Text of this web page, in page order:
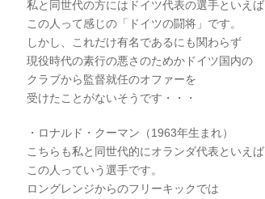
私と同世代の方にはドイツ代表の選手といえば
この人って感じの「ドイツの闘将」です。
しかし、これだけ有名であるにも関わらず
現役時代の素行の悪さのためかドイツ国内の
クラブから監督就任のオファーを
受けたことがないそうです・・・
・ロナルド・クーマン（1963年生まれ）
こちらも私と同世代的にオランダ代表といえば
この人っていう選手です。
ロングレンジからのフリーキックでは